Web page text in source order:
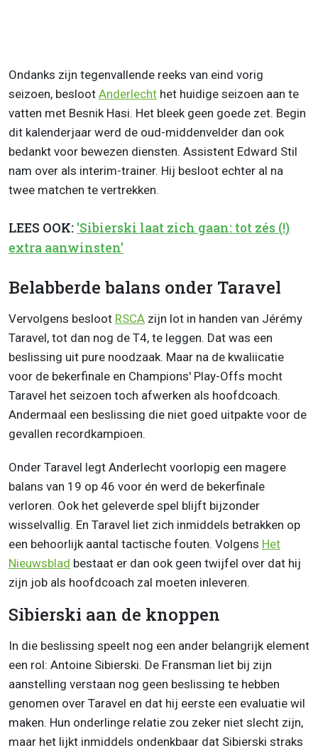
Ondanks zijn tegenvallende reeks van eind vorig
seizoen, besloot Anderlecht het huidige seizoen aan te
vatten met Besnik Hasi. Het bleek geen goede zet. Begin
dit kalenderjaar werd de oud-middenvelder dan ook
bedankt voor bewezen diensten. Assistent Edward Stil
nam over als interim-trainer. Hij besloot echter al na
twee matchen te vertrekken.
LEES OOK: 'Sibierski laat zich gaan: tot zés (!)
extra aanwinsten'
Belabberde balans onder Taravel
Vervolgens besloot RSCA zijn lot in handen van Jérémy
Taravel, tot dan nog de T4, te leggen. Dat was een
beslissing uit pure noodzaak. Maar na de kwaliicatie
voor de bekerfinale en Champions' Play-Offs mocht
Taravel het seizoen toch afwerken als hoofdcoach.
Andermaal een beslissing die niet goed uitpakte voor de
gevallen recordkampioen.
Onder Taravel legt Anderlecht voorlopig een magere
balans van 19 op 46 voor én werd de bekerfinale
verloren. Ook het geleverde spel blijft bijzonder
wisselvallig. En Taravel liet zich inmiddels betrakken op
een behoorlijk aantal tactische fouten. Volgens Het
Nieuwsblad bestaat er dan ook geen twijfel over dat hij
zijn job als hoofdcoach zal moeten inleveren.
Sibierski aan de knoppen
In die beslissing speelt nog een ander belangrijk element
een rol: Antoine Sibierski. De Fransman liet bij zijn
aanstelling verstaan nog geen beslissing te hebben
genomen over Taravel en dat hij eerste een evaluatie wil
maken. Hun onderlinge relatie zou zeker niet slecht zijn,
maar het lijkt inmiddels ondenkbaar dat Sibierski straks